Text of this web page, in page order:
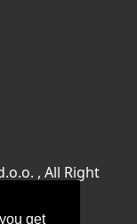
get
, All Right